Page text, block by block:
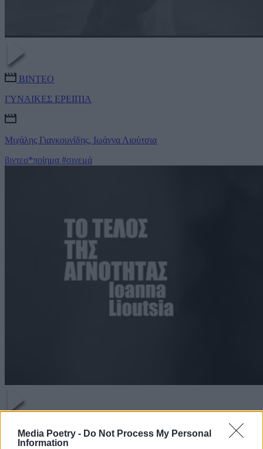
Media Poetry - Do Not Process My Personal
Information
ΒΙΝΤΕΟ
ΓΥΝΑΙΚΕΣ ΕΡΕΙΠΙΑ
Μιχάλης Γιαγκουνίδης, Ιωάννα Λιούτσια
βιντεο*ποίημα #σινεμά
ΤΟ ΤΕΛΟΣ ΤΗΣ ΑΓΝΟΤΗΤΑΣ